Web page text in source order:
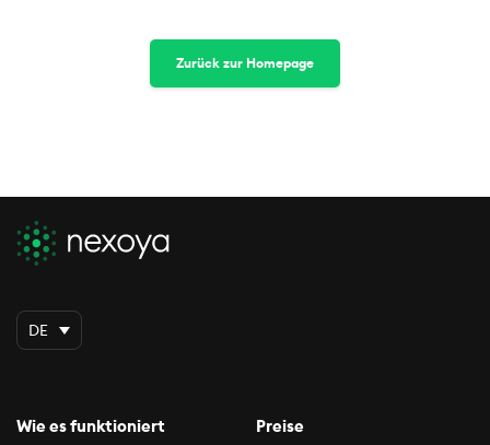
Zurück zur Homepage
DE
Wie es funktioniert Preise